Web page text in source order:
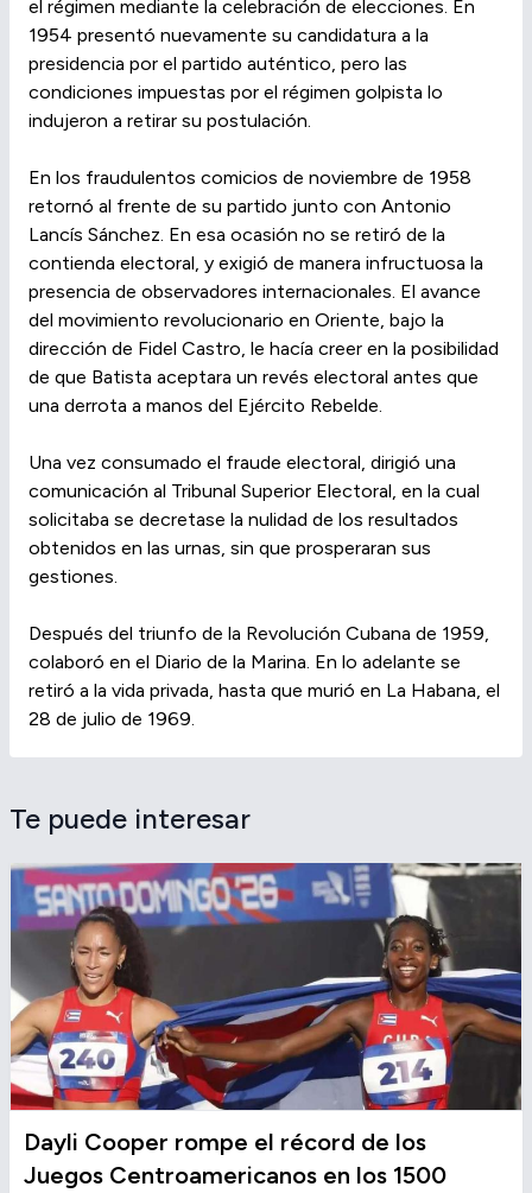
el régimen mediante la celebración de elecciones. En
1954 presentó nuevamente su candidatura a la
presidencia por el partido auténtico, pero las
condiciones impuestas por el régimen golpista lo
indujeron a retirar su postulación.
En los fraudulentos comicios de noviembre de 1958
retornó al frente de su partido junto con Antonio
Lancís Sánchez. En esa ocasión no se retiró de la
contienda electoral, y exigió de manera infructuosa la
presencia de observadores internacionales. El avance
del movimiento revolucionario en Oriente, bajo la
dirección de Fidel Castro, le hacía creer en la posibilidad
de que Batista aceptara un revés electoral antes que
una derrota a manos del Ejército Rebelde.
Una vez consumado el fraude electoral, dirigió una
comunicación al Tribunal Superior Electoral, en la cual
solicitaba se decretase la nulidad de los resultados
obtenidos en las urnas, sin que prosperaran sus
gestiones.
Después del triunfo de la Revolución Cubana de 1959,
colaboró en el Diario de la Marina. En lo adelante se
retiró a la vida privada, hasta que murió en La Habana, el
28 de julio de 1969.
Te puede interesar
Dayli Cooper rompe el récord de los
Juegos Centroamericanos en los 1500